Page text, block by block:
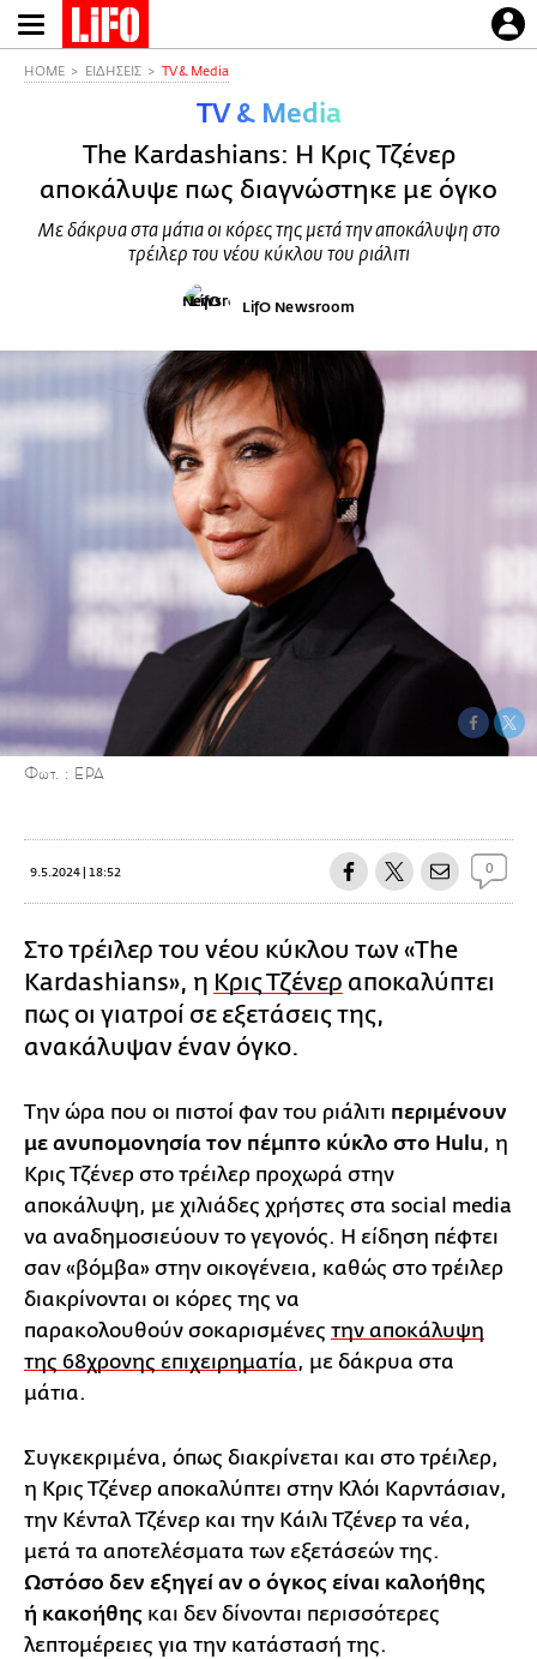
Παράκαμψη
προς
HOME ΕΙΔΗΣΕΙΣ TV & Media
TV & Media
The Kardashians: Η Κρις Τζένερ
αποκάλυψε πως διαγνώστηκε με όγκο
Με δάκρυα στα μάτια οι κόρες της μετά την αποκάλυψη στο
τρέιλερ του νέου κύκλου του ριάλιτι
LifO Newsroom
Φωτ. : EPA
9.5.2024 | 18:52 0
Στο τρέιλερ του νέου κύκλου των «The
Kardashians», η Κρις Τζένερ αποκαλύπτει
πως οι γιατροί σε εξετάσεις της,
ανακάλυψαν έναν όγκο.
Την ώρα που οι πιστοί φαν του ριάλιτι περιμένουν
με ανυπομονησία τον πέμπτο κύκλο στο Hulu, η
Κρις Τζένερ στο τρέιλερ προχωρά στην
αποκάλυψη, με χιλιάδες χρήστες στα social media
να αναδημοσιεύουν τo γεγονός. Η είδηση πέφτει
σαν «βόμβα» στην οικογένεια, καθώς στο τρέιλερ
διακρίνονται οι κόρες της να
παρακολουθούν σοκαρισμένες την αποκάλυψη
της 68χρονης επιχειρηματία, με δάκρυα στα
μάτια.
Συγκεκριμένα, όπως διακρίνεται και στο τρέιλερ,
η Κρις Τζένερ αποκαλύπτει στην Κλόι Καρντάσιαν,
την Κένταλ Τζένερ και την Κάιλι Τζένερ τα νέα,
μετά τα αποτελέσματα των εξετάσεών της.
Ωστόσο δεν εξηγεί αν ο όγκος είναι καλοήθης
ή κακοήθης και δεν δίνονται περισσότερες
λεπτομέρειες για την κατάστασή της.